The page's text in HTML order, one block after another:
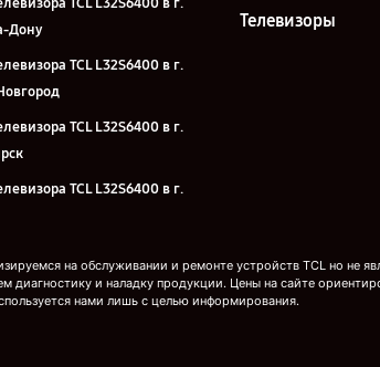
Дону
TCL L32S6400 в г.
TCL L32S6400 в г.
TCL L32S6400 в г.
TCL L32S6400 в г.
Телевизоры
на обслуживании и ремонте устройств TCL но не
диагностику и наладку продукции. Цены на сайте
нами лишь с целью информирования.